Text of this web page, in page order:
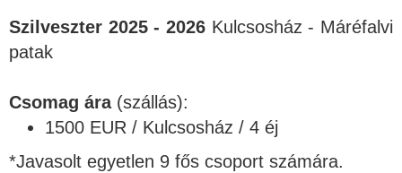
Szilveszter 2025 - 2026 Kulcsosház - Máréfalvi
patak
Csomag ára (szállás):
1500 EUR / Kulcsosház / 4 éj
*Javasolt egyetlen 9 fős csoport számára.